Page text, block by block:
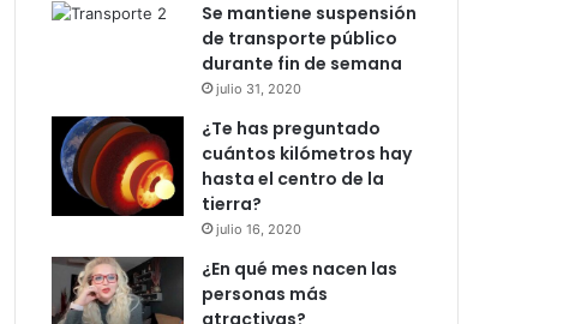
Se mantiene suspensión
de transporte público
durante fin de semana
julio 31, 2020
¿Te has preguntado
cuántos kilómetros hay
hasta el centro de la
tierra?
julio 16, 2020
¿En qué mes nacen las
personas más
atractivas?